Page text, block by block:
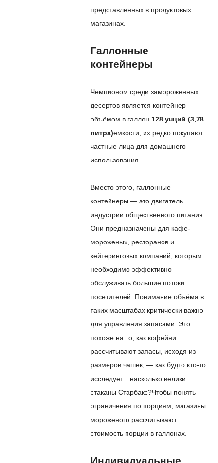
представленных в продуктовых
магазинах.
Галлонные
контейнеры
Чемпионом среди замороженных
десертов является контейнер
объёмом в галлон. 128 унций (3,78
литра)емкости, их редко покупают
частные лица для домашнего
использования.
Вместо этого, галлонные
контейнеры — это двигатель
индустрии общественного питания.
Они предназначены для кафе-
мороженых, ресторанов и
кейтеринговых компаний, которым
необходимо эффективно
обслуживать большие потоки
посетителей. Понимание объёма в
таких масштабах критически важно
для управления запасами. Это
похоже на то, как кофейни
рассчитывают запасы, исходя из
размеров чашек, — как будто кто-то
исследует… насколько велики
стаканы Старбакс?Чтобы понять
ограничения по порциям, магазины
мороженого рассчитывают
стоимость порции в галлонах.
Индивидуальные